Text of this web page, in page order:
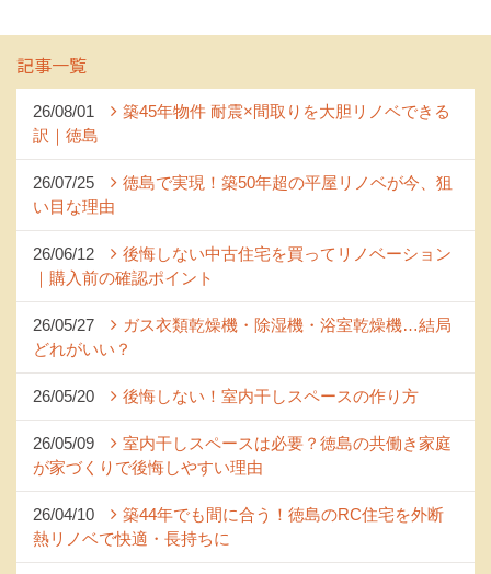
記事一覧
26/08/01
築45年物件 耐震×間取りを大胆リノベできる
訳｜徳島
26/07/25
徳島で実現！築50年超の平屋リノベが今、狙
い目な理由
26/06/12
後悔しない中古住宅を買ってリノベーション
｜購入前の確認ポイント
26/05/27
ガス衣類乾燥機・除湿機・浴室乾燥機…結局
どれがいい？
26/05/20 後悔しない！室内干しスペースの作り方
26/05/09
室内干しスペースは必要？徳島の共働き家庭
が家づくりで後悔しやすい理由
26/04/10
築44年でも間に合う！徳島のRC住宅を外断
熱リノベで快適・長持ちに